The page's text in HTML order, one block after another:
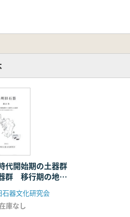
代開始期の土器群
群 移行期の地域
探る
石器文化研究会
庫なし